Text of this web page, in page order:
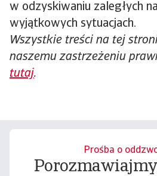
w odzyskiwaniu zaległych
wyjątkowych sytuacjach.
Wszystkie treści na tej
naszemu zastrzeżeniu
tutaj.
Prośba o